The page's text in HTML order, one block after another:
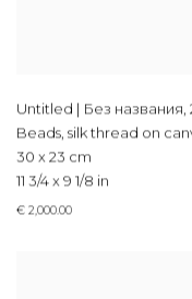
Untitled | Без названия,
Beads, silk thread on
30 x 23 cm
11 3/4 x 9 1/8 in
€ 2,000.00